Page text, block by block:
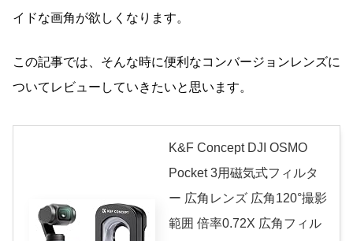
イドな画角が欲しくなります。
この記事では、そんな時に便利なコンバージョンレンズに
ついてレビューしていきたいと思います。
K&F Concept DJI OSMO
Pocket 3用磁気式フィルタ
ー 広角レンズ 広角120°撮影
範囲 倍率0.72X 広角フィル